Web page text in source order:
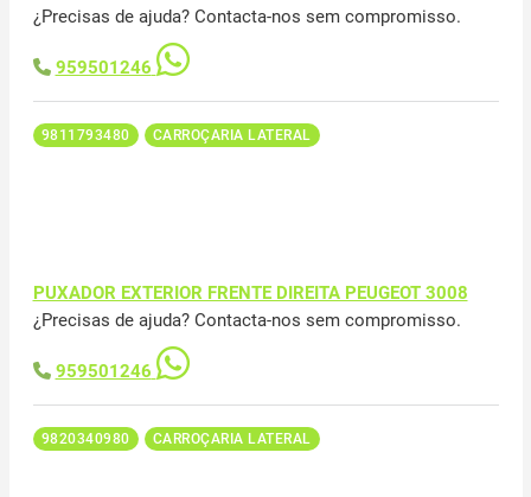
¿Precisas de ajuda? Contacta-nos sem compromisso.
959501246
9811793480 CARROÇARIA LATERAL
PUXADOR EXTERIOR FRENTE DIREITA PEUGEOT 3008
¿Precisas de ajuda? Contacta-nos sem compromisso.
959501246
9820340980 CARROÇARIA LATERAL